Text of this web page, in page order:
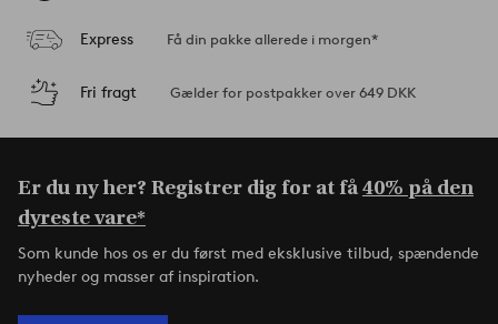
Express Få din pakke allerede i morgen*
Fri fragt Gælder for postpakker over 649 DKK
Er du ny her? Registrer dig for at få40% på den
dyreste vare*
Som kunde hos os er du først med eksklusive tilbud, spændende
nyheder og masser af inspiration.